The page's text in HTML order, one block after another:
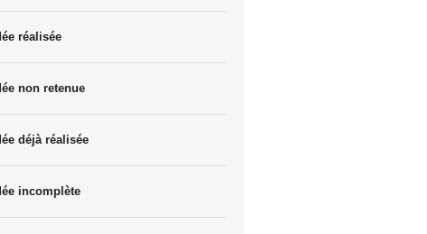
réalisée
non retenue
déjà réalisée
incomplète